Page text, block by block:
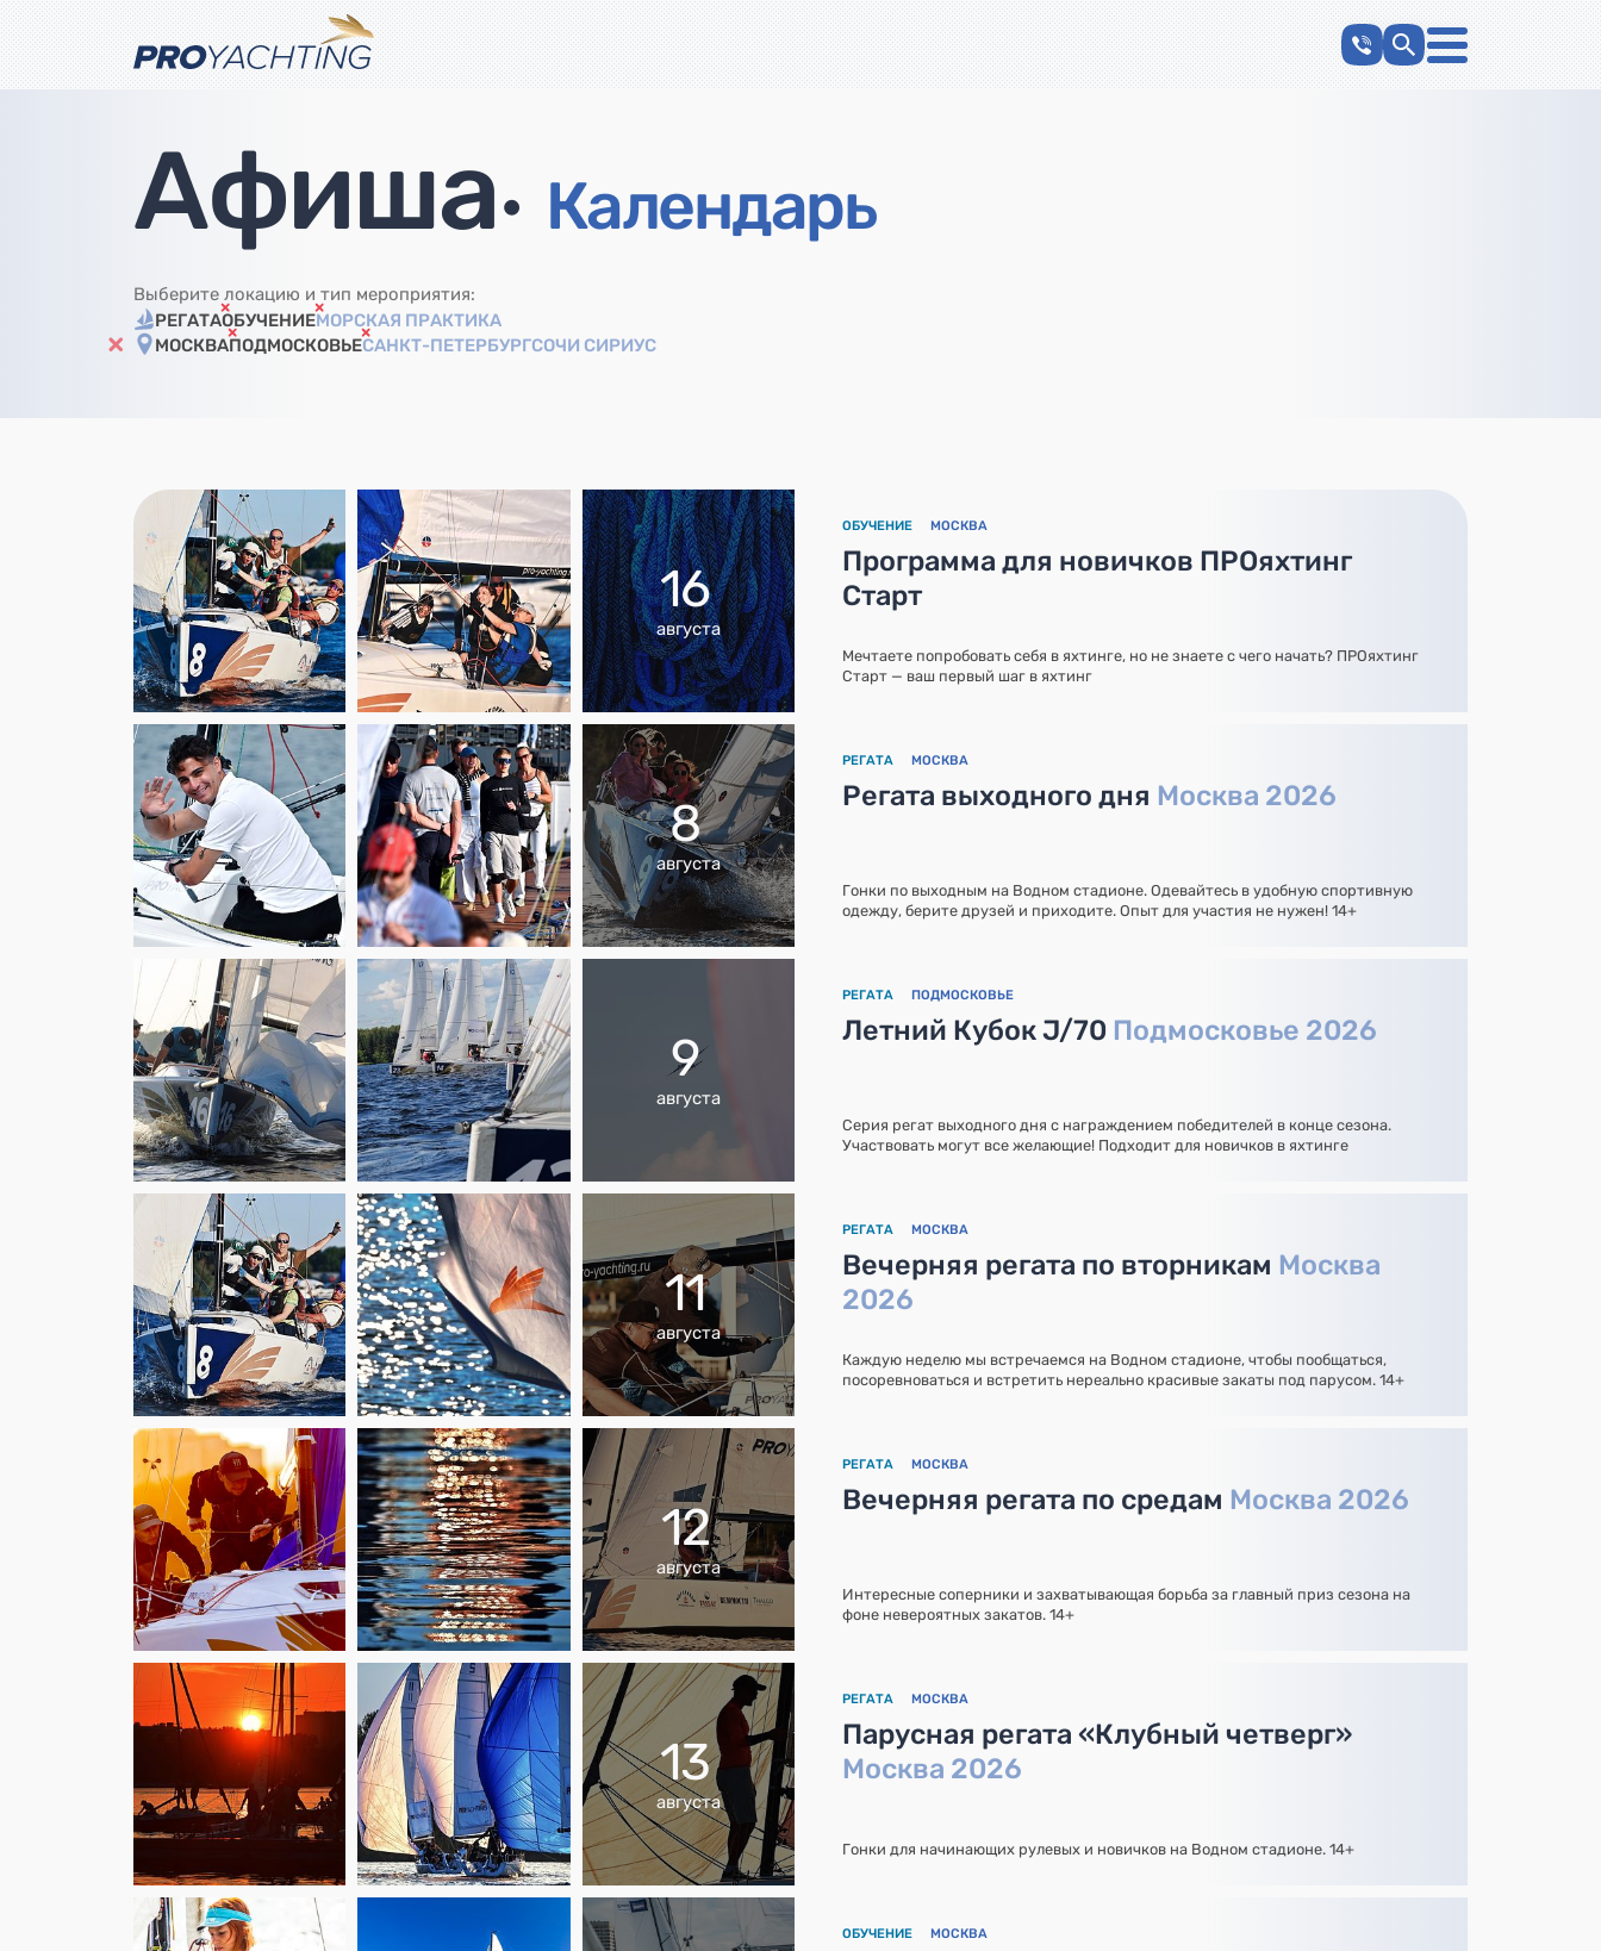
Афиша• Календарь
Выберите локацию и тип мероприятия:
РЕГАТАОБУЧЕНИЕМОРСКАЯ ПРАКТИКА
МОСКВАПОДМОСКОВЬЕСАНКТ-ПЕТЕРБУРГСОЧИ СИРИУС
16
августа
ОБУЧЕНИЕ МОСКВА
Программа для новичков ПРОяхтинг
Старт
Мечтаете попробовать себя в яхтинге, но не знаете с чего начать? ПРОяхтинг
Старт — ваш первый шаг в яхтинг
8
августа
РЕГАТА МОСКВА
Регата выходного дня Москва 2026
Гонки по выходным на Водном стадионе. Одевайтесь в удобную спортивную
одежду, берите друзей и приходите. Опыт для участия не нужен! 14+
9
августа
РЕГАТА ПОДМОСКОВЬЕ
Летний Кубок J/70 Подмосковье 2026
Серия регат выходного дня с награждением победителей в конце сезона.
Участвовать могут все желающие! Подходит для новичков в яхтинге
11
августа
РЕГАТА МОСКВА
Вечерняя регата по вторникам Москва
2026
Каждую неделю мы встречаемся на Водном стадионе, чтобы пообщаться,
посоревноваться и встретить нереально красивые закаты под парусом. 14+
12
августа
РЕГАТА МОСКВА
Вечерняя регата по средам Москва 2026
Интересные соперники и захватывающая борьба за главный приз сезона на
фоне невероятных закатов. 14+
13
августа
РЕГАТА МОСКВА
Парусная регата «Клубный четверг»
Москва 2026
Гонки для начинающих рулевых и новичков на Водном стадионе. 14+
ОБУЧЕНИЕ МОСКВА